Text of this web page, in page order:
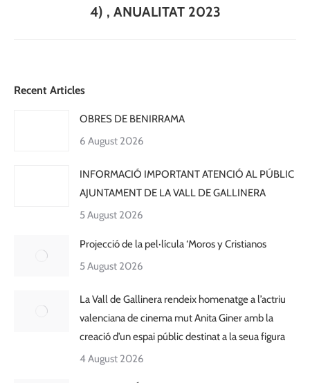
4) , ANUALITAT 2023
Recent Articles
OBRES DE BENIRRAMA
6 August 2026
INFORMACIÓ IMPORTANT ATENCIÓ AL PÚBLIC
AJUNTAMENT DE LA VALL DE GALLINERA
5 August 2026
Projecció de la pel·lícula ‘Moros y Cristianos
5 August 2026
La Vall de Gallinera rendeix homenatge a l’actriu
valenciana de cinema mut Anita Giner amb la
creació d’un espai públic destinat a la seua figura
4 August 2026